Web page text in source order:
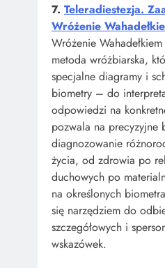
7. Teleradiestezja.
Wróżenie
Wróżenie
metoda wróżbiarska,
specjalne diagramy i
biometry – do
odpowiedzi na
pozwala na precyzyjne
diagnozowanie
życia, od zdrowia po
duchowych po
na określonych
się narzędziem do
szczegółowych i
wskazówek.